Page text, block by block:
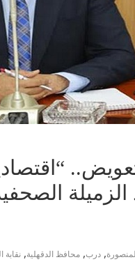
, درب, محافظ الدقهلية, نقابة